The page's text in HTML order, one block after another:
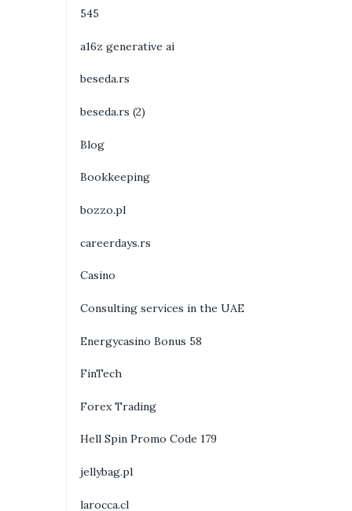
545
a16z generative ai
beseda.rs
beseda.rs (2)
Blog
Bookkeeping
bozzo.pl
careerdays.rs
Casino
Consulting services in the UAE
Energycasino Bonus 58
FinTech
Forex Trading
Hell Spin Promo Code 179
jellybag.pl
larocca.cl